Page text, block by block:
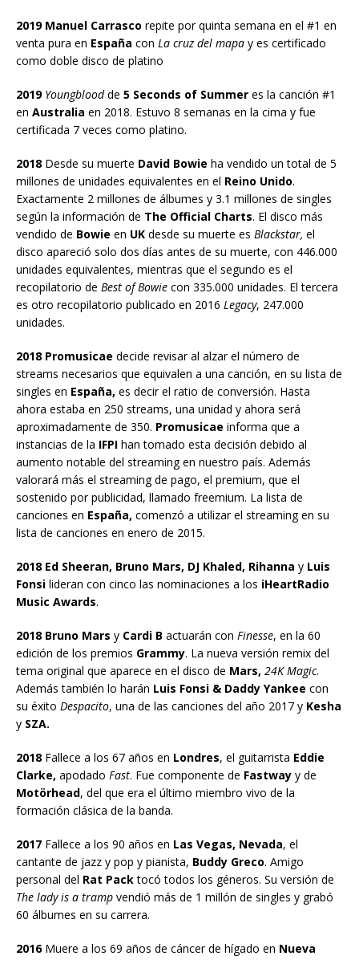
2019 Manuel Carrasco repite por quinta semana en el #1 en
venta pura en España con La cruz del mapa y es certificado
como doble disco de platino
2019 Youngbloodde 5 Seconds of Summer es la canción #1
en Australia en 2018. Estuvo 8 semanas en la cima y fue
certificada 7 veces como platino.
2018 Desde su muerte David Bowie ha vendido un total de 5
millones de unidades equivalentes en el Reino Unido.
Exactamente 2 millones de álbumes y 3.1 millones de singles
según la información de The Official Charts. El disco más
vendido de Bowie en UK desde su muerte es Blackstar, el
disco apareció solo dos días antes de su muerte, con 446.000
unidades equivalentes, mientras que el segundo es el
recopilatorio de Best of Bowie con 335.000 unidades. El tercera
es otro recopilatorio publicado en 2016 Legacy, 247.000
unidades.
2018 Promusicae decide revisar al alzar el número de
streams necesarios que equivalen a una canción, en su lista de
singles en España, es decir el ratio de conversión. Hasta
ahora estaba en 250 streams, una unidad y ahora será
aproximadamente de 350. Promusicae informa que a
instancias de la IFPI han tomado esta decisión debido al
aumento notable del streaming en nuestro país. Además
valorará más el streaming de pago, el premium, que el
sostenido por publicidad, llamado freemium. La lista de
canciones en España, comenzó a utilizar el streaming en su
lista de canciones en enero de 2015.
2018 Ed Sheeran, Bruno Mars, DJ Khaled, Rihanna y Luis
Fonsi lideran con cinco las nominaciones a los iHeartRadio
Music Awards.
2018 Bruno Mars y Cardi B actuarán con Finesse, en la 60
edición de los premios Grammy. La nueva versión remix del
tema original que aparece en el disco de Mars, 24K Magic.
Además también lo harán Luis Fonsi & Daddy Yankee con
su éxito Despacito, una de las canciones del año 2017 y Kesha
y SZA.
2018 Fallece a los 67 años en Londres, el guitarrista Eddie
Clarke, apodado Fast. Fue componente de Fastway y de
Motörhead, del que era el último miembro vivo de la
formación clásica de la banda.
2017 Fallece a los 90 años en Las Vegas, Nevada, el
cantante de jazz y pop y pianista, Buddy Greco. Amigo
personal del Rat Packtocó todos los géneros. Su versión de
The lady is a tramp vendió más de 1 millón de singles y grabó
60 álbumes en su carrera.
2016Muere a los 69 años de cáncer de hígado en Nueva